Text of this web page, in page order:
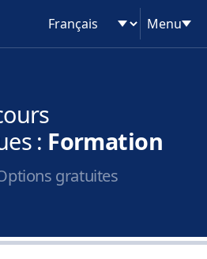
Langue Menu
: Formation
gratuites